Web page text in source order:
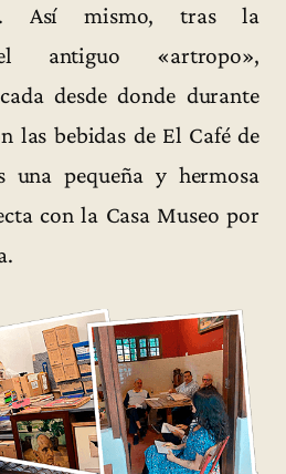
Así mismo, tras la
antiguo «artropo»,
desde donde durante
las bebidas de El Café de
una pequeña y hermosa
con la Casa Museo por